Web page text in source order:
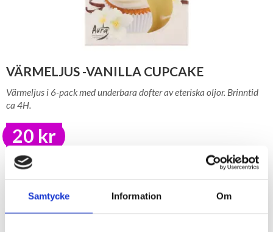
Samtycke Information Om
VÄRMELJUS -VANILLA CUPCAKE
Värmeljus i 6-pack med underbara dofter av eteriska oljor. Brinntid
ca 4H.
20 kr
LAGER I SVERIGE, SNABB LEVERANS ÖPPET KÖP I 30 DAGAR
BEVAKA